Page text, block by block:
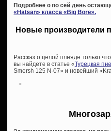
Подробнее о по сей день
«Hatsan» класса «Big Bore».
Новые производители
Рассказ о целой плеяде только
вы найдете в статье «Турецкая
Smersh 125 N-07» и новейший